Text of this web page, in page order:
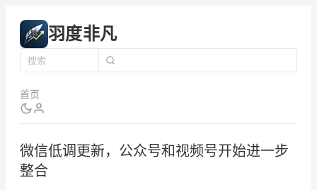
羽度非凡
首页
微信低调更新，公众号和视频号开始进一步
整合